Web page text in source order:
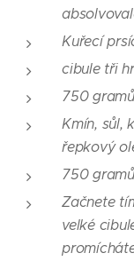
Kuřecí
cibule tři
750
Kmín, sůl,
řepkový
750
Začnete
velké